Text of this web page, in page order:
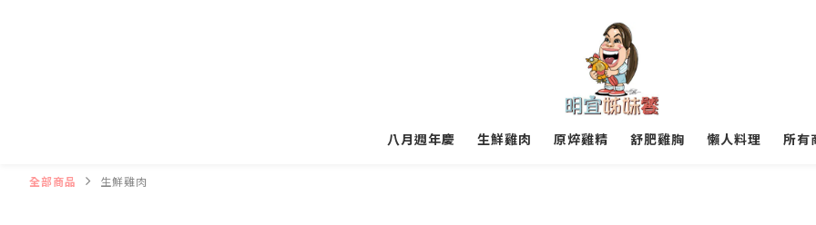
八月週年慶 生鮮雞肉 原焠雞精 舒肥雞胸 懶人料理 所有
全部商品 生鮮雞肉